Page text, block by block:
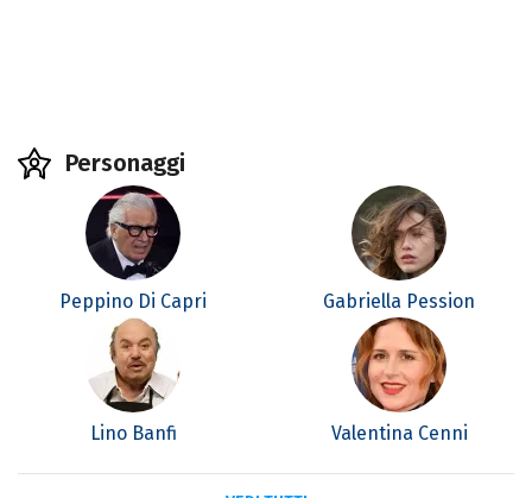
Personaggi
Peppino Di Capri Gabriella Pession
Lino Banfi Valentina Cenni